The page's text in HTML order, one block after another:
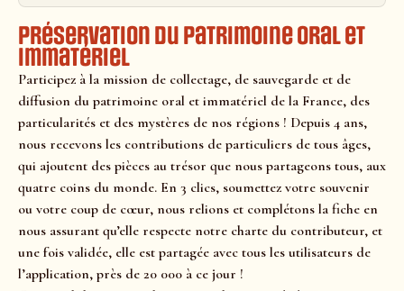
Préservation du patrimoine oral et
immatériel
Participez à la mission de collectage, de sauvegarde et de
diffusion du patrimoine oral et immatériel de la France, des
particularités et des mystères de nos régions ! Depuis 4 ans,
nous recevons les contributions de particuliers de tous âges,
qui ajoutent des pièces au trésor que nous partageons tous, aux
quatre coins du monde. En 3 clics, soumettez votre souvenir
ou votre coup de cœur, nous relions et complétons la fiche en
nous assurant qu’elle respecte notre charte du contributeur, et
une fois validée, elle est partagée avec tous les utilisateurs de
l’application, près de 20 000 à ce jour !